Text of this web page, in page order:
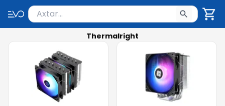
Məhsul axtar
Axtarış üçün ən azı 2 simvol yazın. Göndərmək
Thermalright